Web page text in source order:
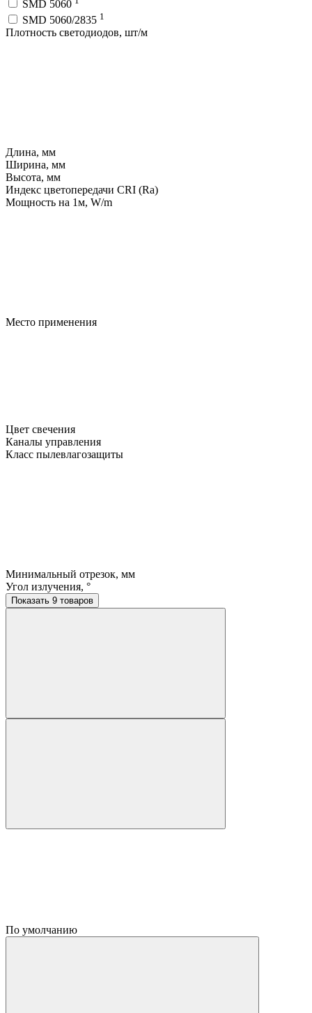
SMD 5060
SMD 5060/2835 1
Плотность светодиодов, шт/м
Длина, мм
Ширина, мм
Высота, мм
Индекс цветопередачи CRI (Ra)
Мощность на 1м, W/m
Место применения
Цвет свечения
Каналы управления
Класс пылевлагозащиты
Минимальный отрезок, мм
Угол излучения, °
Показать 9 товаров
По умолчанию